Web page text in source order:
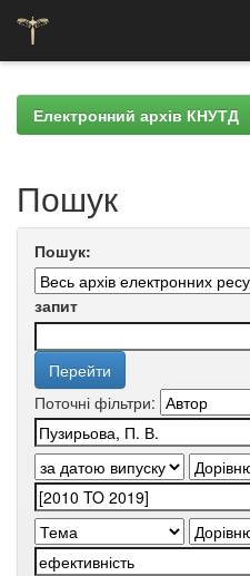
navigationЕлектронний архів КНУТД
Пошук
Пошук:
запит
Поточні фільтри: